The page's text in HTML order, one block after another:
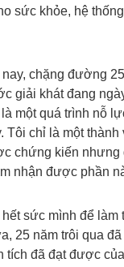
sức khỏe, hệ
chặng đường
giải khát đang
một quá trình nỗ
Tôi chỉ là một
chứng kiến
nhận được phần
sức mình để
25 năm trôi qua
tích đã đạt được